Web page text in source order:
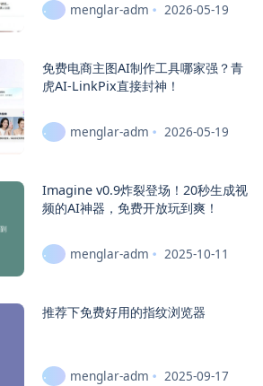
menglar-adm 2026-05-19
免费电商主图AI制作工具哪家强？青
虎AI-LinkPix直接封神！
menglar-adm 2026-05-19
Imagine v0.9炸裂登场！20秒生成视
频的AI神器，免费开放玩到爽！
menglar-adm 2025-10-11
推荐下免费好用的指纹浏览器
menglar-adm 2025-09-17